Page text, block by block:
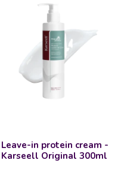
Leave-in protein cream -
Karseell Original 300ml